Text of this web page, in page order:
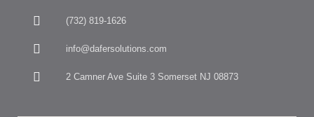
(732) 819-1626
info@dafersolutions.com
2 Camner Ave Suite 3 Somerset NJ 08873